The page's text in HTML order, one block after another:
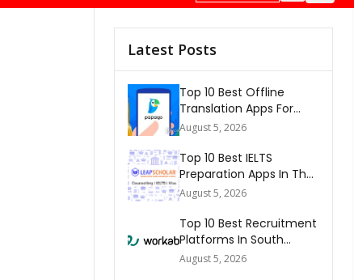
Latest Posts
Top 10 Best Offline
Translation Apps For
Travel In 2026
August 5, 2026
Top 10 Best IELTS
Preparation Apps In The
World 2026
August 5, 2026
Top 10 Best Recruitment
Platforms In South
Africa 2026
August 5, 2026